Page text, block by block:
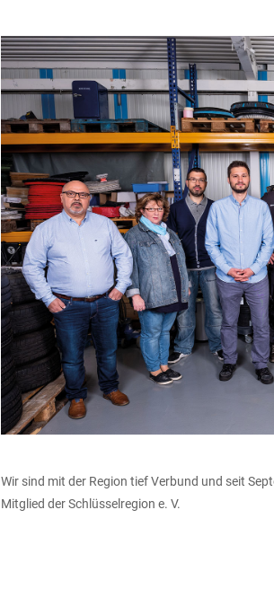
Wir sind mit der Region tief Verbund und seit
Mitglied der Schlüsselregion e. V.